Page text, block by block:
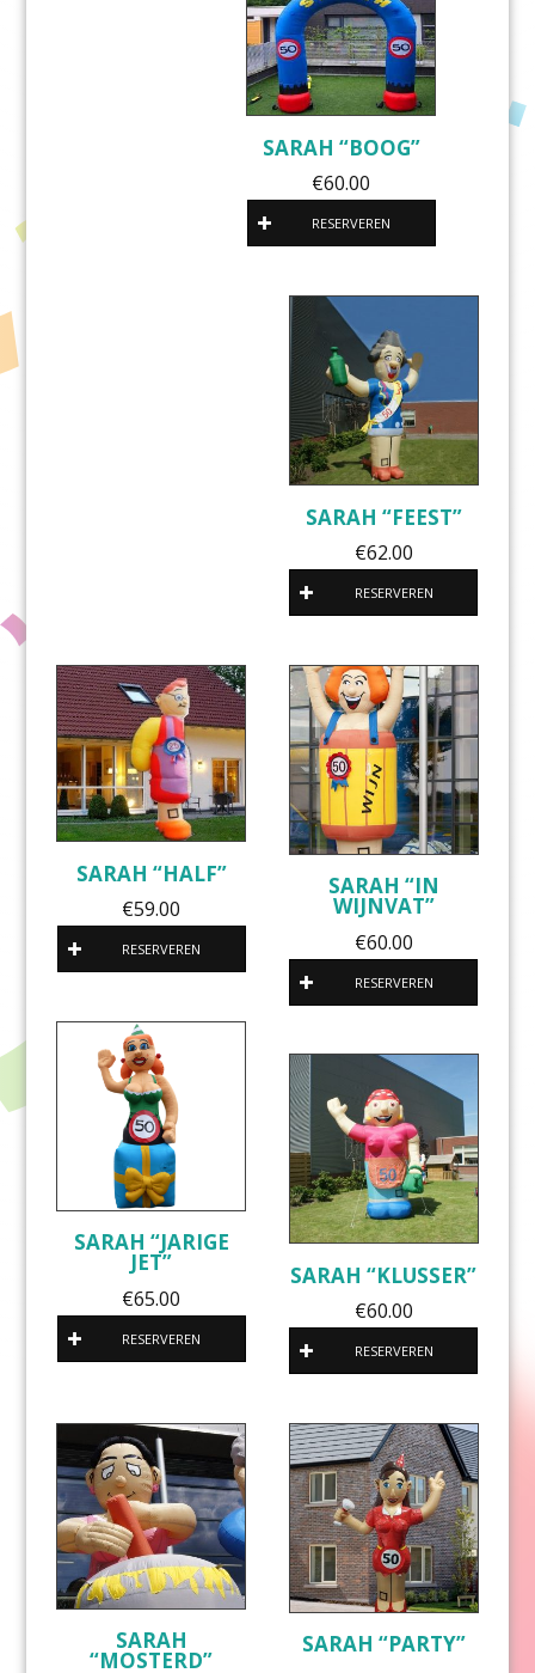
SARAH “BOOG”
€60.00
RESERVEREN
SARAH “FEEST”
€62.00
RESERVEREN
SARAH “HALF”
€59.00
RESERVEREN
SARAH “IN
WIJNVAT”
€60.00
RESERVEREN
SARAH “JARIGE
JET”
€65.00
RESERVEREN
SARAH “KLUSSER”
€60.00
RESERVEREN
SARAH
“MOSTERD”
SARAH “PARTY”